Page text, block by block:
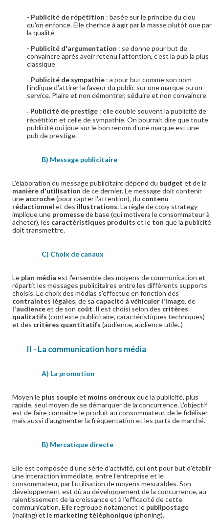
- Publicité de répétition : basée sur le principe du clou
qu'on enfonce. Elle cherhce à agir par la masse plutôt que par
la qualité
- Publicité d'argumentation : se donne pour but de
convaincre après avoir retenu l'attention, c'est la pub la plus
classique
- Publicité de sympathie : a pour but comme son nom
l'indique d'attirer la faveur du public sur une marque ou un
service. Plaire et non démontrer, séduire et non convaincre
- Publicité de prestige : elle double souvent la publicité de
répétition et celle de sympathie. On pourrait dire que toute
publicité qui joue sur le bon renom d'une marque est une
pub de prestige.
B) Message publicitaire
L'élaboration du message publicitaire dépend du budget et de la
manière d'utilisation de ce dernier. Le message doit contenir
une accroche(pour capter l'attention), du contenu
rédactionnel et des illustrations. La règle de copy strategy
implique une promessede base (qui motivera le consommateur à
acheter), les caractéristiques produits et le ton que la publicité
doit transmettre.
C) Choix de canaux
Le plan média est l'ensemble des moyens de communication et
répartit les messages publicitaires entre les différents supports
choisis. Le choix des médias s'effectue en fonction des
contraintes légales, de sa capacité à véhiculer l'image, de
l'audienceet de son coût. Il est choisi selon des critères
qualitatifs (contexte publicitaire, caractéristiques techniques)
et des critères quantitatifs (audience, audience utile..)
II - La communication hors média
A) La promotion
Moyen le plus soupleet moins onéreux que la publicité, plus
rapide, seul moyen de se démarquer de la concurrence. L'objectif
est de faire connaitre le produit au consommateur, de le fidéliser
mais aussi d'augmenter la fréquentation et les parts de marché.
B) Mercatique directe
Elle est composée d'une série d'activité, qui ont pour but d'établir
une interaction immédiate, entre l'entreprise et le
consommateur, par l'utilisation de moyens mesurables. Son
développement est dû au développement de la concurrence, au
ralentissement de la croissance et à l'efficacité de cette
communication. Elle regroupe notamenet le publipostage
(mailing) et le marketing téléphonique(phoning).